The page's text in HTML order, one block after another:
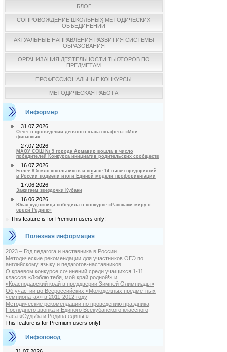
БЛОГ
СОПРОВОЖДЕНИЕ ШКОЛЬНЫХ МЕТОДИЧЕСКИХ
ОБЪЕДИНЕНИЙ
АКТУАЛЬНЫЕ НАПРАВЛЕНИЯ РАЗВИТИЯ СИСТЕМЫ
ОБРАЗОВАНИЯ
ОРГАНИЗАЦИЯ ДЕЯТЕЛЬНОСТИ ТЬЮТОРОВ ПО
ПРЕДМЕТАМ
ПРОФЕССИОНАЛЬНЫЕ КОНКУРСЫ
МЕТОДИЧЕСКАЯ РАБОТА
Информер
31.07.2026
Отчет о проведении девятого этапа эстафеты «Мои
финансы»
27.07.2026
МАОУ СОШ № 9 города Армавир вошла в число
победителей Конкурса инициатив родительских сообществ
16.07.2026
Более 8,5 млн школьников и свыше 14 тысяч предприятий:
в России подвели итоги Единой модели профориентации
17.06.2026
Зажигаем звездочки Кубани
16.06.2026
Юная художница победила в конкурсе «Расскажи миру о
своей Родине»
This feature is for Premium users only!
Полезная информация
2023 – Год педагога и наставника в России
Методические рекомендации для участников ОГЭ по
английскому языку и педагогов-наставников
О краевом конкурсе сочинений среди учащихся 1-11
классов «Люблю тебя, мой край родной!» и
«Краснодарский край в преддверии Зимней Олимпиады»
Об участии во Всероссийских «Молодежных предметных
чемпионатах» в 2011-2012 году
Методические рекомендации по проведению праздника
Последнего звонка и Единого Всекубанского классного
часа «Судьба и Родина едины!»
This feature is for Premium users only!
Инфоповод